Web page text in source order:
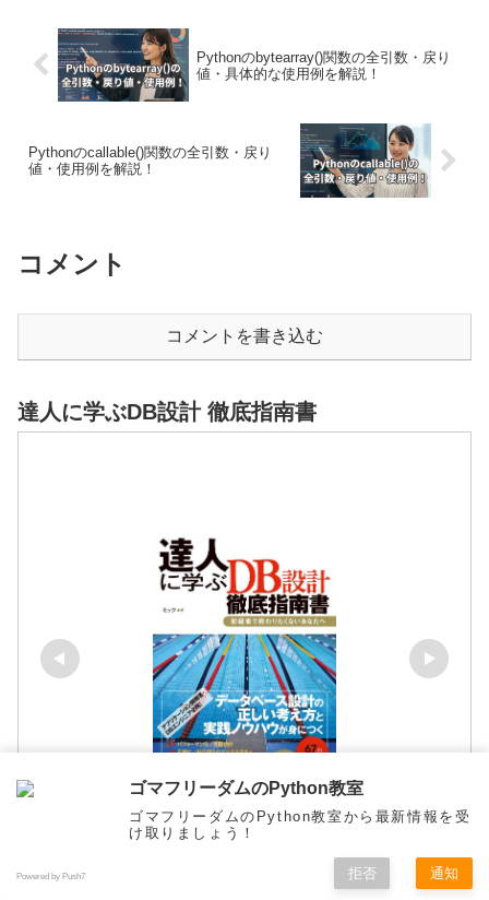
Pythonのbytearray()関数の全引数・戻り
値・具体的な使用例を解説！
Pythonのcallable()関数の全引数・戻り
値・使用例を解説！
コメント
コメントを書き込む
達人に学ぶDB設計 徹底指南書
達人に学ぶDB設計 徹底指南書 トップ サイドバー
ゴマフリーダムのPython教室
ゴマフリーダムのPython教室から最新情報を受
け取りましょう！
Powered by Push7 拒否 通知